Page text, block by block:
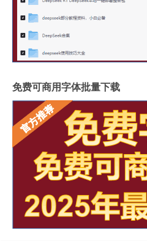
免费可商用字体批量下载